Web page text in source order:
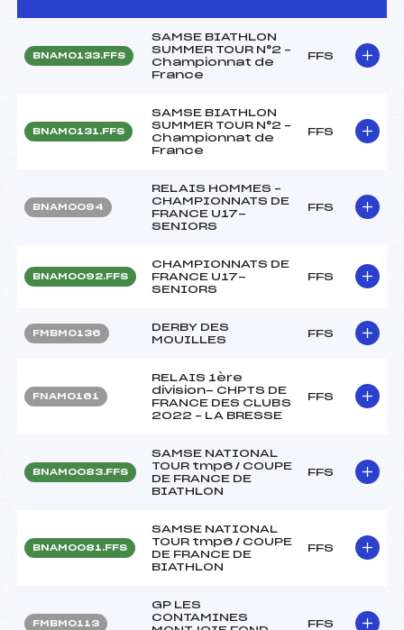
BNAM0133.FFS
SAMSE BIATHLON
SUMMER TOUR N°2 –
Championnat de
France
FFS
BNAM0131.FFS
SAMSE BIATHLON
SUMMER TOUR N°2 –
Championnat de
France
FFS
BNAM0094
RELAIS HOMMES –
CHAMPIONNATS DE
FRANCE U17-
SENIORS
FFS
BNAM0092.FFS
CHAMPIONNATS DE
FRANCE U17-
SENIORS
FFS
FMBM0136
DERBY DES
MOUILLES
FFS
FNAM0161
RELAIS 1ère
division- CHPTS DE
FRANCE DES CLUBS
2022 – LA BRESSE
FFS
BNAM0083.FFS
SAMSE NATIONAL
TOUR tmp6 / COUPE
DE FRANCE DE
BIATHLON
FFS
BNAM0081.FFS
SAMSE NATIONAL
TOUR tmp6 / COUPE
DE FRANCE DE
BIATHLON
FFS
FMBM0113
GP LES
CONTAMINES
FFS